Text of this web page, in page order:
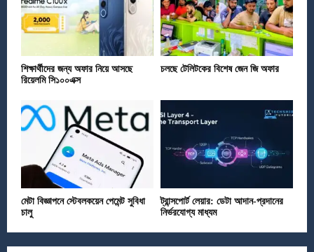
শিক্ষার্থীদের জন্য অফার নিয়ে আসছে
রিয়েলমি সি১০০এক্স
চলছে টেলিটকের বিশেষ জেন জি অফার
মেটা বিজ্ঞাপনে স্টেবলকয়েন পেমেন্ট সুবিধা
চালু
ট্রান্সপোর্ট লেয়ার: ডেটা আদান-প্রদানের
নির্ভরযোগ্য মাধ্যম